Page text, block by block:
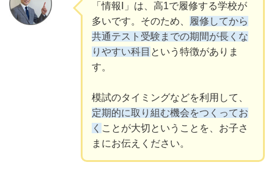
「情報Ⅰ」は、高1で履修する学校が
多いです。そのため、
履修してから
共通テスト受験までの期間が長くな
りやすい科目 という特徴がありま
す。
模試のタイミングなどを利用して、
定期的に取り組む機会をつくってお
く ことが大切ということを、お子さ
まにお伝えください。